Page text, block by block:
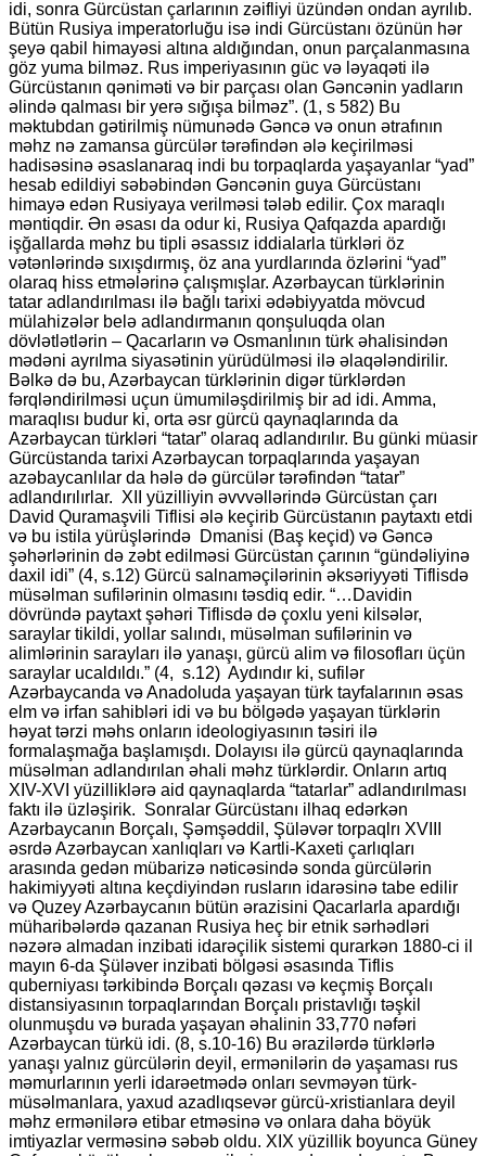
idi, sonra Gürcüstan çarlarının zəifliyi üzündən ondan ayrılıb.
Bütün Rusiya imperatorluğu isə indi Gürcüstanı özünün hər
şeyə qabil himayəsi altına aldığından, onun parçalanmasına
göz yuma bilməz. Rus imperiyasının güc və ləyaqəti ilə
Gürcüstanın qəniməti və bir parçası olan Gəncənin yadların
əlində qalması bir yerə sığışa bilməz”. (1, s 582) Bu
məktubdan gətirilmiş nümunədə Gəncə və onun ətrafının
məhz nə zamansa gürcülər tərəfindən ələ keçirilməsi
hadisəsinə əsaslanaraq indi bu torpaqlarda yaşayanlar “yad”
hesab edildiyi səbəbindən Gəncənin guya Gürcüstanı
himayə edən Rusiyaya verilməsi tələb edilir. Çox maraqlı
məntiqdir. Ən əsası da odur ki, Rusiya Qafqazda apardığı
işğallarda məhz bu tipli əsassız iddialarla türkləri öz
vətənlərində sıxışdırmış, öz ana yurdlarında özlərini “yad”
olaraq hiss etmələrinə çalışmışlar. Azərbaycan türklərinin
tatar adlandırılması ilə bağlı tarixi ədəbiyyatda mövcud
mülahizələr belə adlandırmanın qonşuluqda olan
dövlətlətlərin – Qacarların və Osmanlının türk əhalisindən
mədəni ayrılma siyasətinin yürüdülməsi ilə əlaqələndirilir.
Bəlkə də bu, Azərbaycan türklərinin digər türklərdən
fərqləndirilməsi uçun ümumiləşdirilmiş bir ad idi. Amma,
maraqlısı budur ki, orta əsr gürcü qaynaqlarında da
Azərbaycan türkləri “tatar” olaraq adlandırılır. Bu günki müasir
Gürcüstanda tarixi Azərbaycan torpaqlarında yaşayan
azəbaycanlılar da hələ də gürcülər tərəfindən “tatar”
adlandırılırlar. XII yüzilliyin əvvvəllərində Gürcüstan çarı
David Quramaşvili Tiflisi ələ keçirib Gürcüstanın paytaxtı etdi
və bu istila yürüşlərində Dmanisi (Baş keçid) və Gəncə
şəhərlərinin də zəbt edilməsi Gürcüstan çarının “gündəliyinə
daxil idi” (4, s.12) Gürcü salnaməçilərinin əksəriyyəti Tiflisdə
müsəlman sufilərinin olmasını təsdiq edir. “…Davidin
dövründə paytaxt şəhəri Tiflisdə də çoxlu yeni kilsələr,
saraylar tikildi, yollar salındı, müsəlman sufilərinin və
alimlərinin sarayları ilə yanaşı, gürcü alim və filosofları üçün
saraylar ucaldıldı.” (4, s.12) Aydındır ki, sufilər
Azərbaycanda və Anadoluda yaşayan türk tayfalarının əsas
elm və irfan sahibləri idi və bu bölgədə yaşayan türklərin
həyat tərzi məhs onların ideologiyasının təsiri ilə
formalaşmağa başlamışdı. Dolayısı ilə gürcü qaynaqlarında
müsəlman adlandırılan əhali məhz türklərdir. Onların artıq
XIV-XVI yüzilliklərə aid qaynaqlarda “tatarlar” adlandırılması
faktı ilə üzləşirik. Sonralar Gürcüstanı ilhaq edərkən
Azərbaycanın Borçalı, Şəmşəddil, Şüləvər torpaqlrı XVIII
əsrdə Azərbaycan xanlıqları və Kartli-Kaxeti çarlıqları
arasında gedən mübarizə nəticəsində sonda gürcülərin
hakimiyyəti altına keçdiyindən rusların idarəsinə tabe edilir
və Quzey Azərbaycanın bütün ərazisini Qacarlarla apardığı
müharibələrdə qazanan Rusiya heç bir etnik sərhədləri
nəzərə almadan inzibati idarəçilik sistemi qurarkən 1880-ci il
mayın 6-da Şüləver inzibati bölgəsi əsasında Tiflis
quberniyası tərkibində Borçalı qəzası və keçmiş Borçalı
distansiyasının torpaqlarından Borçalı pristavlığı təşkil
olunmuşdu və burada yaşayan əhalinin 33,770 nəfəri
Azərbaycan türkü idi. (8, s.10-16) Bu ərazilərdə türklərlə
yanaşı yalnız gürcülərin deyil, ermənilərin də yaşaması rus
məmurlarının yerli idarəetmədə onları sevməyən türk-
müsəlmanlara, yaxud azadlıqsevər gürcü-xristianlara deyil
məhz ermənilərə etibar etməsinə və onlara daha böyük
imtiyazlar verməsinə səbəb oldu. XIX yüzillik boyunca Güney